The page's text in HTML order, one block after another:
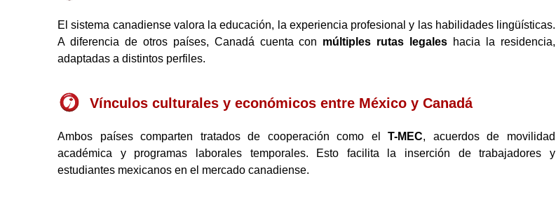
El sistema canadiense valora la educación, la experiencia profesional y las habilidades lingüísticas.
A diferencia de otros países, Canadá cuenta con múltiples rutas legales hacia la residencia,
adaptadas a distintos perfiles.
Vínculos culturales y económicos entre México y Canadá
Ambos países comparten tratados de cooperación como elT-MEC, acuerdos de movilidad
académica y programas laborales temporales. Esto facilita la inserción de trabajadores y
estudiantes mexicanos en el mercado canadiense.